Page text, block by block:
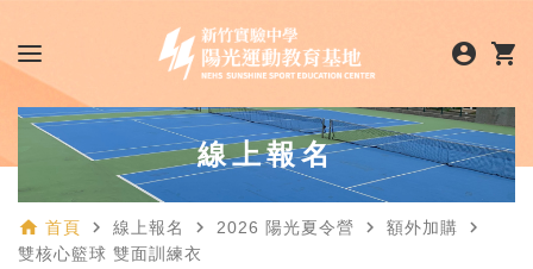
account_circle shopping_cart
線上報名
home 首頁 navigate_next 線上報名 navigate_next 2026 陽光夏令營 navigate_next 額外加購 navigate_next
雙核心籃球 雙面訓練衣